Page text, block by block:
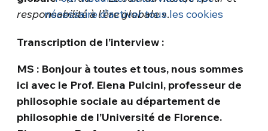
responsabilité à l’ère globale ».
nécessaire d’activer tous les cookies
Transcription de l’interview :
MS : Bonjour à toutes et tous, nous sommes
ici avec le Prof. Elena Pulcini, professeur de
philosophie sociale au département de
philosophie de l’Université de Florence.